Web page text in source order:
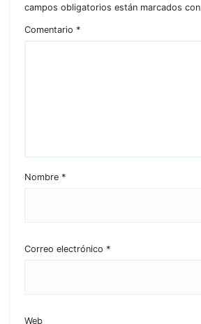
campos obligatorios están marcados con
Comentario *
Nombre *
Correo electrónico *
Web